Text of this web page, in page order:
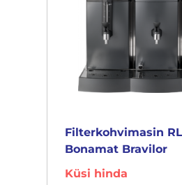
Filterkohvimasin
Bonamat Bravilor
Küsi hinda